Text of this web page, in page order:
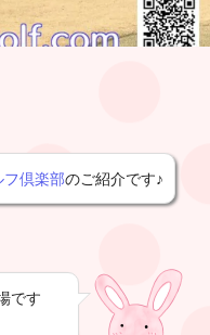
倶楽部のご紹介です♪
です